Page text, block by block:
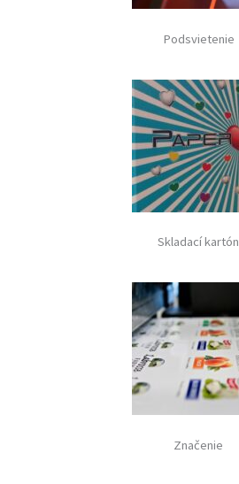
Podsvietenie
Skladací kartón
Značenie